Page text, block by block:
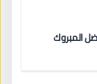
المبروك